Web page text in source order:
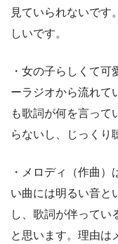
見ていられないです
しいです。
・女の子らしくて
ーラジオから流れて
も歌詞が何を言って
らないし、じっくり
・メロディ（作曲
い曲には明るい音と
し、歌詞が伴ってい
と思います。理由は